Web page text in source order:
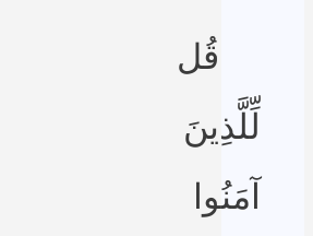
قُل
لِّلَّذِينَ
آمَنُوا